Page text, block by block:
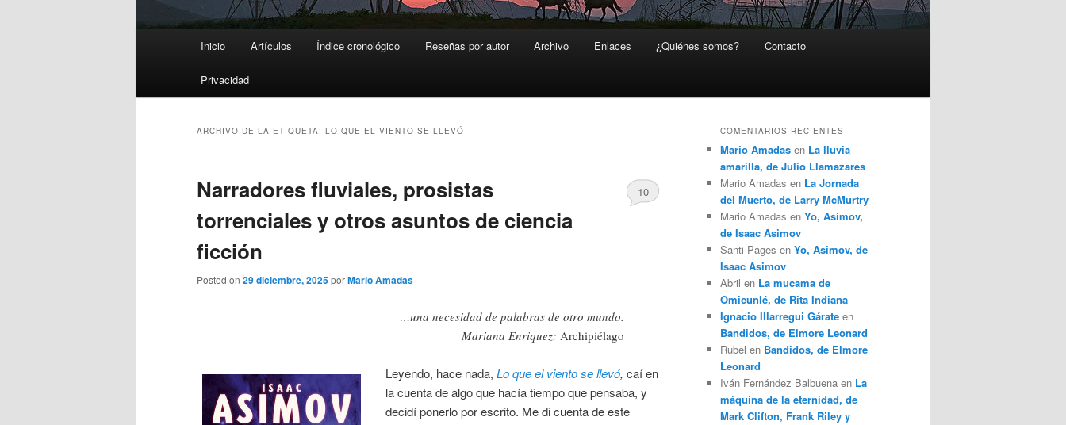
Inicio Artículos Índice cronológico Reseñas por autor Archivo Enlaces ¿Quiénes somos? Contacto
Privacidad
ARCHIVO DE LA ETIQUETA: LO QUE EL VIENTO SE LLEVÓ
Narradores fluviales, prosistas
torrenciales y otros asuntos de ciencia
ficción
Posted on 29 diciembre, 2025porMario Amadas
10
…una necesidad de palabras de otro mundo.
Mariana Enriquez: Archipiélago
Leyendo, hace nada,Lo que el viento se llevó, caí en
la cuenta de algo que hacía tiempo que pensaba, y
decidí ponerlo por escrito. Me di cuenta de este
COMENTARIOS RECIENTES
Mario Amadas en La lluvia
amarilla, de Julio Llamazares
Mario Amadas en La Jornada
del Muerto, de Larry McMurtry
Mario Amadas en Yo, Asimov,
de Isaac Asimov
Santi Pages en Yo, Asimov, de
Isaac Asimov
Abril en La mucama de
Omicunlé, de Rita Indiana
Ignacio Illarregui Gárate en
Bandidos, de Elmore Leonard
Rubel en Bandidos, de Elmore
Leonard
Iván Fernández Balbuena en La
máquina de la eternidad, de
Mark Clifton, Frank Riley y